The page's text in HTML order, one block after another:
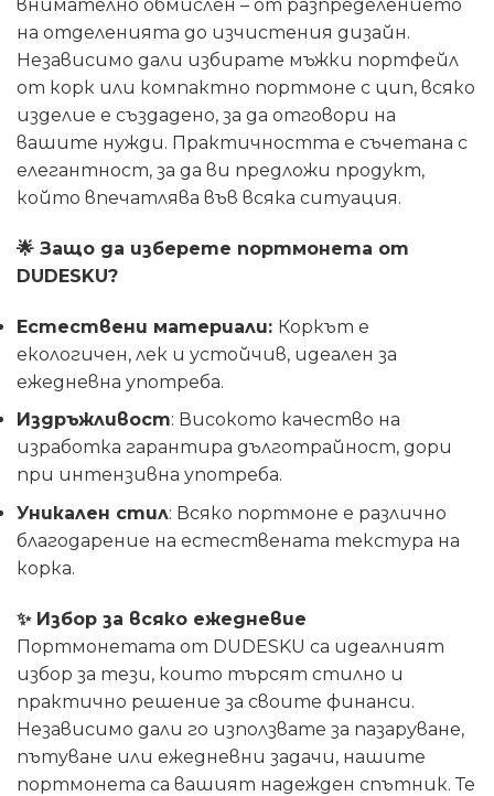
внимателно обмислен – от разпределението
на отделенията до изчистения дизайн.
Независимо дали избирате мъжки портфейл
от корк или компактно портмоне с цип, всяко
изделие е създадено, за да отговори на
вашите нужди. Практичността е съчетана с
елегантност, за да ви предложи продукт,
който впечатлява във всяка ситуация.
🌟 Защо да изберете портмонета от
DUDESKU?
Естествени материали: Коркът е
екологичен, лек и устойчив, идеален за
ежедневна употреба.
Издръжливост: Високото качество на
изработка гарантира дълготрайност, дори
при интензивна употреба.
Уникален стил: Всяко портмоне е различно
благодарение на естествената текстура на
корка.
✨Избор за всяко ежедневие
Портмонетата от DUDESKU са идеалният
избор за тези, които търсят стилно и
практично решение за своите финанси.
Независимо дали го използвате за пазаруване,
пътуване или ежедневни задачи, нашите
портмонета са вашият надежден спътник. Те